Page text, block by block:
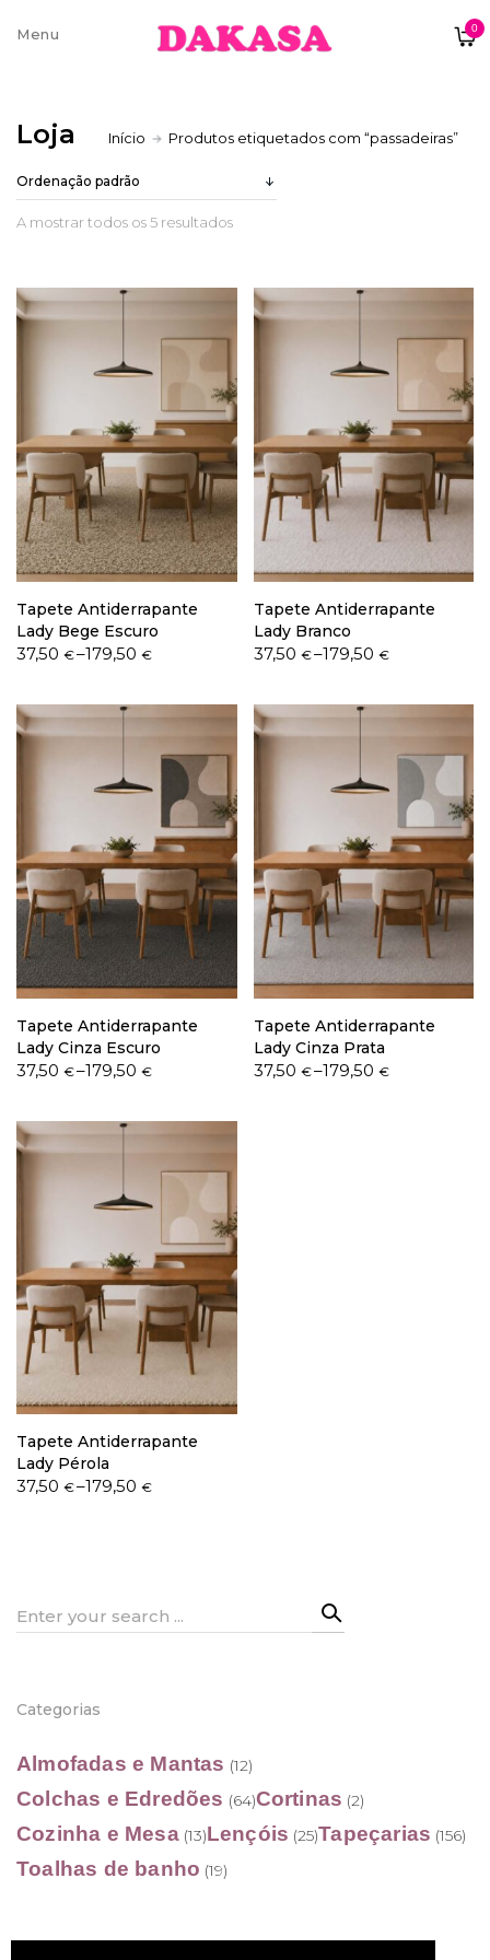
0
Sobre nós
Trocas e Devoluções
Termos e condições
Livro de Reclamações
Loja Início Produtos etiquetados com “passadeiras”
A mostrar todos os 5 resultados
Tapete Antiderrapante
Lady Bege Escuro
37,50 €–179,50€
Price
through
179,50 €
Tapete Antiderrapante
Lady Branco
37,50 €–179,50 €
Price
through
179,50 €
Tapete Antiderrapante
Lady Cinza Escuro
37,50 €–179,50€
Price
through
179,50 €
Tapete Antiderrapante
Lady Cinza Prata
37,50 €–179,50 €
Price
Tapete Antiderrapante
Lady Pérola
37,50 €–179,50€
Price
Search
Categorias
Almofadas e Mantas (12)
Colchas e Edredões (64)Cortinas (2)
Cozinha e Mesa (13)Lençóis (25)Tapeçarias (156)
Toalhas de banho (19)